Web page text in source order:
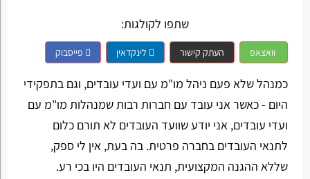
שתפו לקולגות:
וואצאפ העתק קישור לינקדאין פייסבוק
כמנהל שלא פעם ניהל מו"מ עם ועדי עובדים, וגם בתפקידי
היום - כאשר אני עובד עם חברות רבות שמנהלות מו"מ עם
ועדי עובדים, אני יודע שוועד העובדים לא תורם כלום
לתנאי העובדים בחברה פרטית. בה בעת, אין לי ספק,
שללא ההגנה המקצועית, תנאי העובדים היו בכי רע.